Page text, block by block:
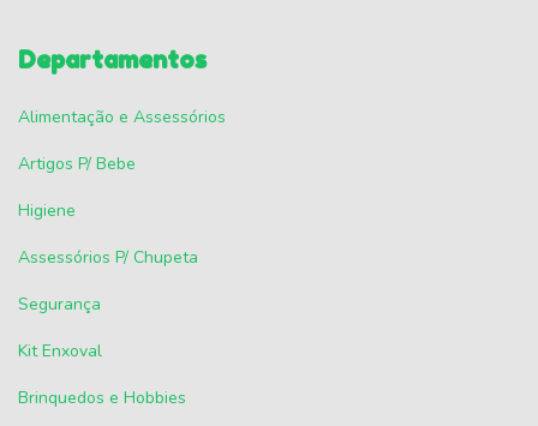
Departamentos
Alimentação e Assessórios
Artigos P/ Bebe
Higiene
Assessórios P/ Chupeta
Segurança
Kit Enxoval
Brinquedos e Hobbies